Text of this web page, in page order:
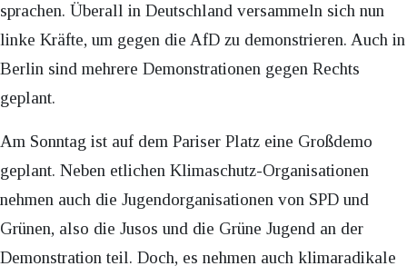
sprachen. Überall in Deutschland versammeln sich nun
linke Kräfte, um gegen die AfD zu demonstrieren. Auch in
Berlin sind mehrere Demonstrationen gegen Rechts
geplant.
Am Sonntag ist auf dem Pariser Platz eine Großdemo
geplant. Neben etlichen Klimaschutz-Organisationen
nehmen auch die Jugendorganisationen von SPD und
Grünen, also die Jusos und die Grüne Jugend an der
Demonstration teil. Doch, es nehmen auch klimaradikale